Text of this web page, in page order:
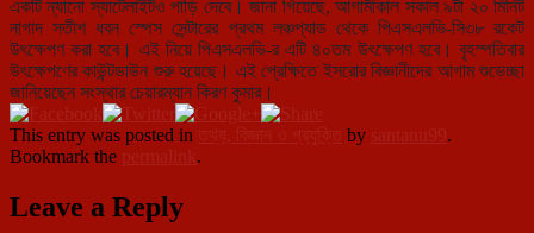
একটি ন্যানো স্যাটেলাইটও পাড়ি দেবে। জানা গিয়েছে, আগামীকাল সকাল ৯টা ২০ মিনিট
নাগাদ সতীশ ধবন স্পেস সেন্টারের প্রথম লঞ্চপ্যাড থেকে পিএসএলভি-সি৩৮ রকেট
উৎক্ষেপণ করা হবে। এই নিয়ে পিএসএলভি-র এটি ৪০তম উৎক্ষেপণ হবে। বৃহস্পতিবার
উৎক্ষেপণের কাউন্টডাউন শুরু হয়েছে। এই প্রেক্ষিতে ইসরোর বিজ্ঞানীদের আগাম শুভেচ্ছা
জানিয়েছেন সংস্থার চেয়ারম্যান কিরণ কুমার।
This entry was posted in তথ্য, বিজ্ঞান ও প্রযুক্তি by santanu99.
Bookmark the permalink.
Leave a Reply